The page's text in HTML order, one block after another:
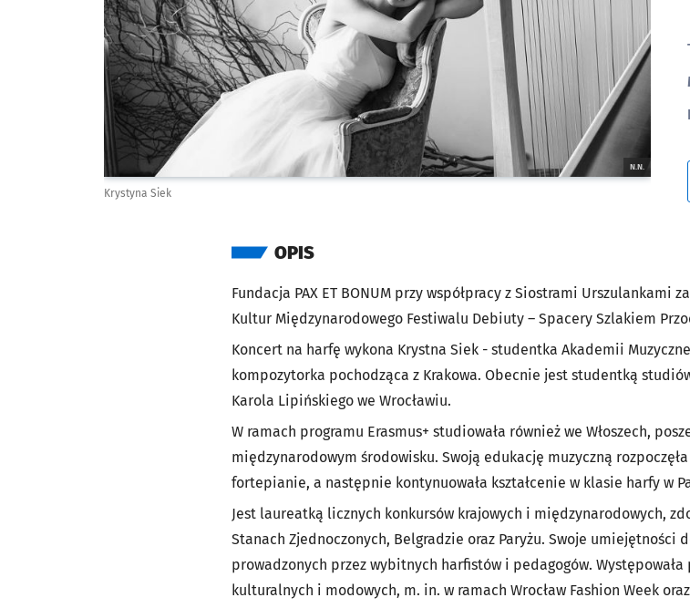
N.N.
Krystyna Siek
OPIS
Fundacja PAX ET BONUM przy współpracy z Siostrami Urszulankami
Kultur Międzynarodowego Festiwalu Debiuty – Spacery Szlakiem
Koncert na harfę wykona Krystna Siek - studentka Akademii
kompozytorka pochodząca z Krakowa. Obecnie jest studentką
Karola Lipińskiego we Wrocławiu.
W ramach programu Erasmus+ studiowała również we Włoszech,
międzynarodowym środowisku. Swoją edukację muzyczną
fortepianie, a następnie kontynuowała kształcenie w klasie harfy w
Jest laureatką licznych konkursów krajowych i międzynarodowych,
Stanach Zjednoczonych, Belgradzie oraz Paryżu. Swoje umiejętności
prowadzonych przez wybitnych harfistów i pedagogów.
kulturalnych i modowych, m. in. w ramach Wrocław Fashion Week